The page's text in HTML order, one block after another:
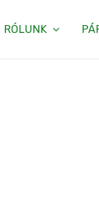
RÓLUNK